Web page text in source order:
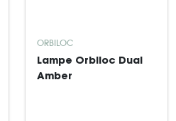
ORBILOC
Lampe Orbiloc Dual
Amber